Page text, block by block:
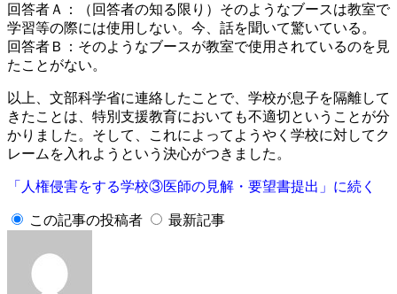
回答者Ａ：（回答者の知る限り）そのようなブースは教室で
学習等の際には使用しない。今、話を聞いて驚いている。
回答者Ｂ：そのようなブースが教室で使用されているのを見
たことがない。
以上、文部科学省に連絡したことで、学校が息子を隔離して
きたことは、特別支援教育においても不適切ということが分
かりました。そして、これによってようやく学校に対してク
レームを入れようという決心がつきました。
「人権侵害をする学校③医師の見解・要望書提出」に続く
この記事の投稿者 最新記事